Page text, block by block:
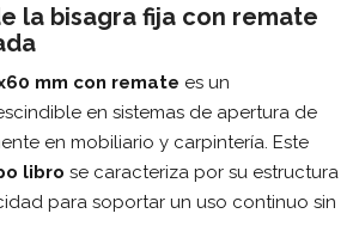
la bisagra fija con remate
mm con remate es un
en sistemas de apertura de
en mobiliario y carpintería. Este
libro se caracteriza por su estructura
para soportar un uso continuo sin